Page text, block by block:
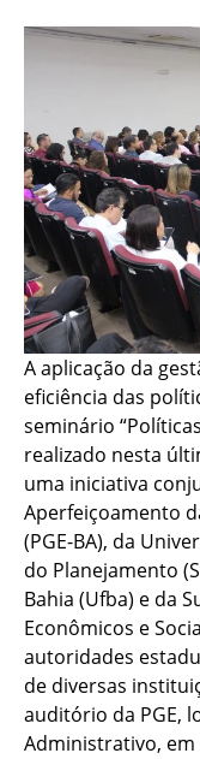
A aplicação da
eficiência das
seminário
realizado nesta
uma iniciativa
Aperfeiçoamento
(PGE-BA), da
do Planejamento
Bahia (Ufba) e da
Econômicos e
autoridades
de diversas
auditório da PGE,
Administrativo, em